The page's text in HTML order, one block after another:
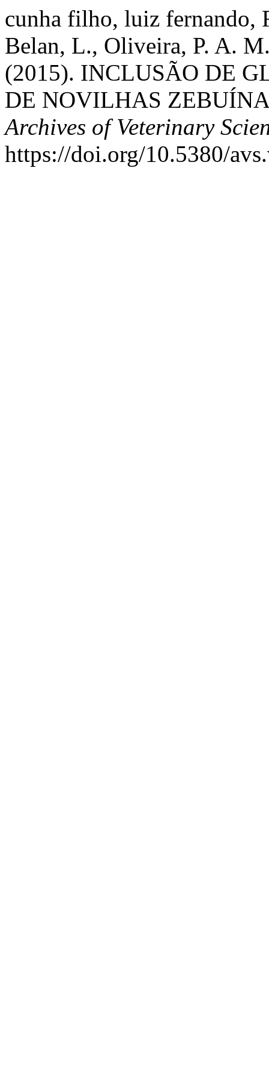
cunha filho, luiz fernando,
Belan, L., Oliveira, P. A.
(2015). INCLUSÃO DE
DE NOVILHAS
Archives of Veterinary
https://doi.org/10.5380/